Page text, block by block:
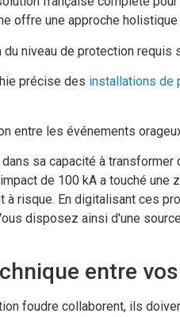
offre une approche holistique
niveau de protection requis
précise des installations de
entre les événements
sa capacité à
de 100 kA a touché une
risque. En digitalisant ces
disposez ainsi d'une
entre
foudre collaborent, ils